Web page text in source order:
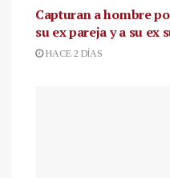
Capturan a hombre
su ex pareja y a su ex
HACE 2 DÍAS